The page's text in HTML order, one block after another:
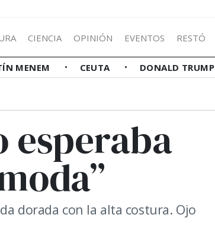
CIENCIA OPINIÓN EVENTOS RESTÓ
MENEM CEUTA DONALD TRUMP
esperaba
dorada con la alta costura. Ojo